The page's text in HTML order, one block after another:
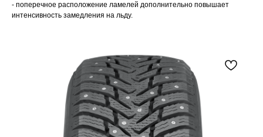
- поперечное расположение ламелей дополнительно повышает
интенсивность замедления на льду.